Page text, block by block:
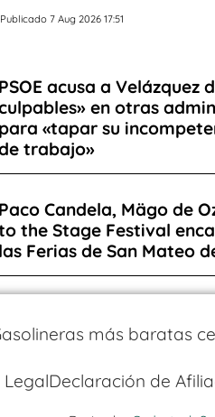
Publicado 7 Aug 2026 17:51
PSOE acusa a Velázquez
en otras
para «tapar su
trabajo»
Paco Candela, Mägo de
the Stage Festival
las Ferias de San Mateo
más baratas
LegalDeclaración de